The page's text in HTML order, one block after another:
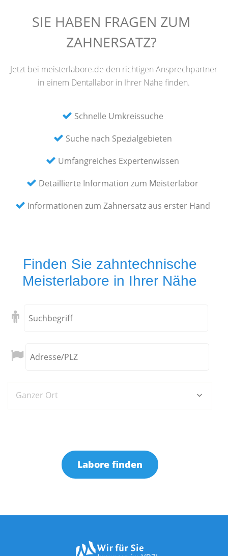
SIE HABEN FRAGEN ZUM
ZAHNERSATZ?
Jetzt bei meisterlabore.de den richtigen Ansprechpartner
in einem Dentallabor in Ihrer Nähe finden.
Schnelle Umkreissuche
Suche nach Spezialgebieten
Umfangreiches Expertenwissen
Detaillierte Information zum Meisterlabor
Informationen zum Zahnersatz aus erster Hand
Finden Sie zahntechnische
Meisterlabore in Ihrer Nähe
Ganzer Ort
Labore finden